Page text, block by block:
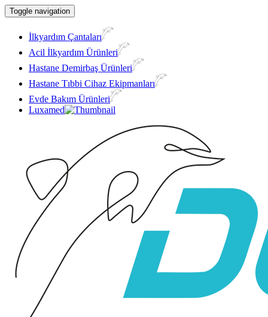
Toggle navigation
İlkyardım Çantaları
Acil İlkyardım Ürünleri
Hastane Demirbaş Ürünleri
Hastane Tıbbi Cihaz Ekipmanları
Evde Bakım Ürünleri
Luxamed